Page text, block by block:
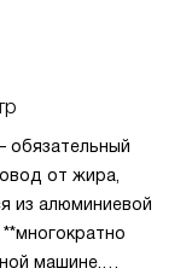
обязательный
от жира,
из алюминиевой
машине.